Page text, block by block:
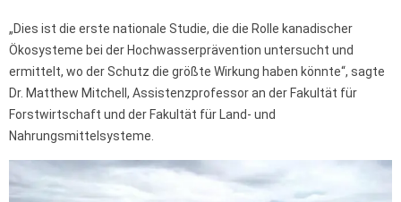
„Dies ist die erste nationale Studie, die die Rolle kanadischer
Ökosysteme bei der Hochwasserprävention untersucht und
ermittelt, wo der Schutz die größte Wirkung haben könnte“, sagte
Dr. Matthew Mitchell, Assistenzprofessor an der Fakultät für
Forstwirtschaft und der Fakultät für Land- und
Nahrungsmittelsysteme.